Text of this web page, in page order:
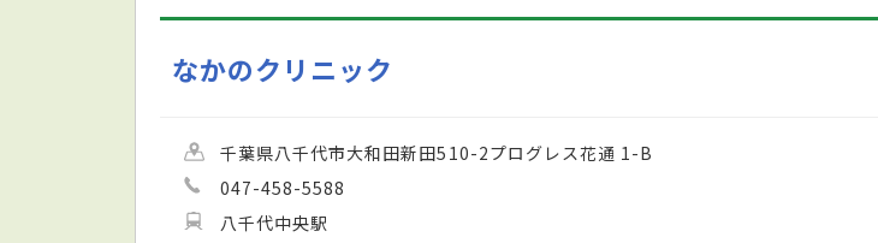
なかのクリニック
千葉県八千代市大和田新田510-2プログレス花通 1-B
047-458-5588
八千代中央駅